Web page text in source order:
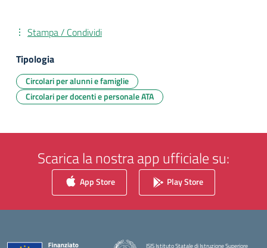
Stampa / Condividi
Tipologia
Circolari per alunni e famiglie
Circolari per docenti e personale ATA
Scarica la nostra app ufficiale su:
App Store Play Store
ISIS Istituto Statale di Istruzione Superiore